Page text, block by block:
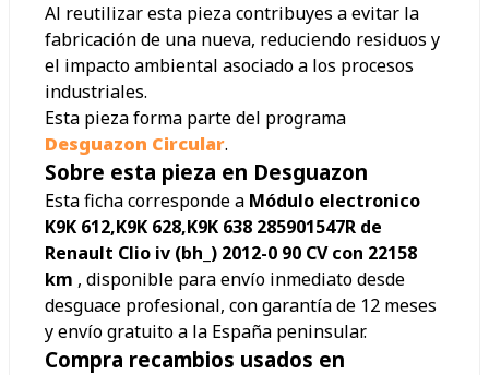
Al reutilizar esta pieza contribuyes a evitar la
fabricación de una nueva, reduciendo residuos y
el impacto ambiental asociado a los procesos
industriales.
Esta pieza forma parte del programa
Desguazon Circular.
Sobre esta pieza en Desguazon
Esta ficha corresponde a Módulo electronico
K9K 612,K9K 628,K9K 638 285901547R de
Renault Clio iv (bh_) 2012-0 90 CV con 22158
km , disponible para envío inmediato desde
desguace profesional, con garantía de 12 meses
y envío gratuito a la España peninsular.
Compra recambios usados en